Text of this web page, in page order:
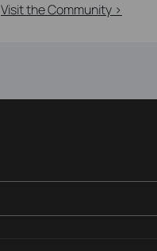
Visit the Community >